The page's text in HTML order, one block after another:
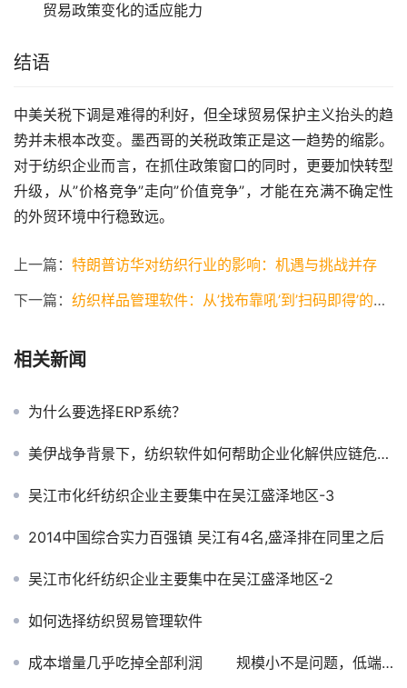
贸易政策变化的适应能力
结语
中美关税下调是难得的利好，但全球贸易保护主义抬头的趋
势并未根本改变。墨西哥的关税政策正是这一趋势的缩影。
对于纺织企业而言，在抓住政策窗口的同时，更要加快转型
升级，从”价格竞争”走向”价值竞争”，才能在充满不确定性
的外贸环境中行稳致远。
上一篇： 特朗普访华对纺织行业的影响：机遇与挑战并存
下一篇： 纺织样品管理软件：从’找布靠吼’到’扫码即得’的数字化转型之路
相关新闻
为什么要选择ERP系统？
美伊战争背景下，纺织软件如何帮助企业化解供应链危机？
吴江市化纤纺织企业主要集中在吴江盛泽地区-3
2014中国综合实力百强镇 吴江有4名,盛泽排在同里之后
吴江市化纤纺织企业主要集中在吴江盛泽地区-2
如何选择纺织贸易管理软件
成本增量几乎吃掉全部利润 规模小不是问题，低端产品供大于求才是原因